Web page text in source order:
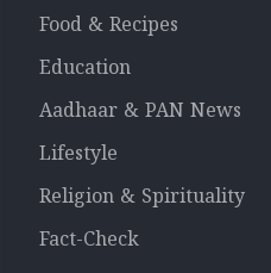
Food & Recipes
Education
Aadhaar & PAN News
Lifestyle
Religion & Spirituality
Fact-Check